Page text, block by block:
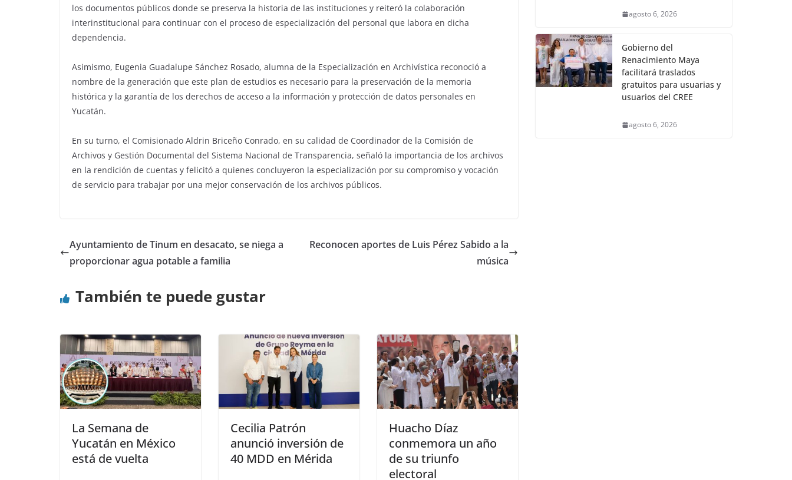
los documentos públicos donde se preserva la historia de las instituciones y reiteró la colaboración
interinstitucional para continuar con el proceso de especialización del personal que labora en dicha
dependencia.
Asimismo, Eugenia Guadalupe Sánchez Rosado, alumna de la Especialización en Archivística reconoció a
nombre de la generación que este plan de estudios es necesario para la preservación de la memoria
histórica y la garantía de los derechos de acceso a la información y protección de datos personales en
Yucatán.
En su turno, el Comisionado Aldrin Briceño Conrado, en su calidad de Coordinador de la Comisión de
Archivos y Gestión Documental del Sistema Nacional de Transparencia, señaló la importancia de los archivos
en la rendición de cuentas y felicitó a quienes concluyeron la especialización por su compromiso y vocación
de servicio para trabajar por una mejor conservación de los archivos públicos.
Ayuntamiento de Tinum en desacato, se niega a
proporcionar agua potable a familia
Reconocen aportes de Luis Pérez Sabido a la
música
También te puede gustar
La Semana de
Yucatán en México
está de vuelta
Cecilia Patrón
anunció inversión de
40 MDD en Mérida
Huacho Díaz
conmemora un año
de su triunfo
electoral
agosto 6, 2026
Gobierno del
Renacimiento Maya
facilitará traslados
gratuitos para usuarias y
usuarios del CREE
agosto 6, 2026